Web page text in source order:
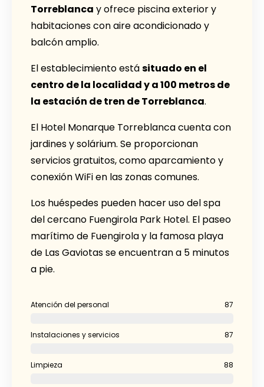
Torreblanca y ofrece piscina exterior y
habitaciones con aire acondicionado y
balcón amplio.
El establecimiento estásituado en el
centro de la localidad y a 100 metros de
la estación de tren de Torreblanca.
El Hotel Monarque Torreblanca cuenta con
jardines y solárium. Se proporcionan
servicios gratuitos, como aparcamiento y
conexión WiFi en las zonas comunes.
Los huéspedes pueden hacer uso del spa
del cercano Fuengirola Park Hotel. El paseo
marítimo de Fuengirola y la famosa playa
de Las Gaviotas se encuentran a 5 minutos
a pie.
Atención del personal 87
Instalaciones y servicios 87
Limpieza 88